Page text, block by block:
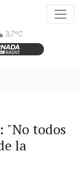
3,7ºC
"No todos
la